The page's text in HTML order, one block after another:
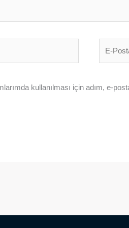
Posta*
kullanılması için adım, e-